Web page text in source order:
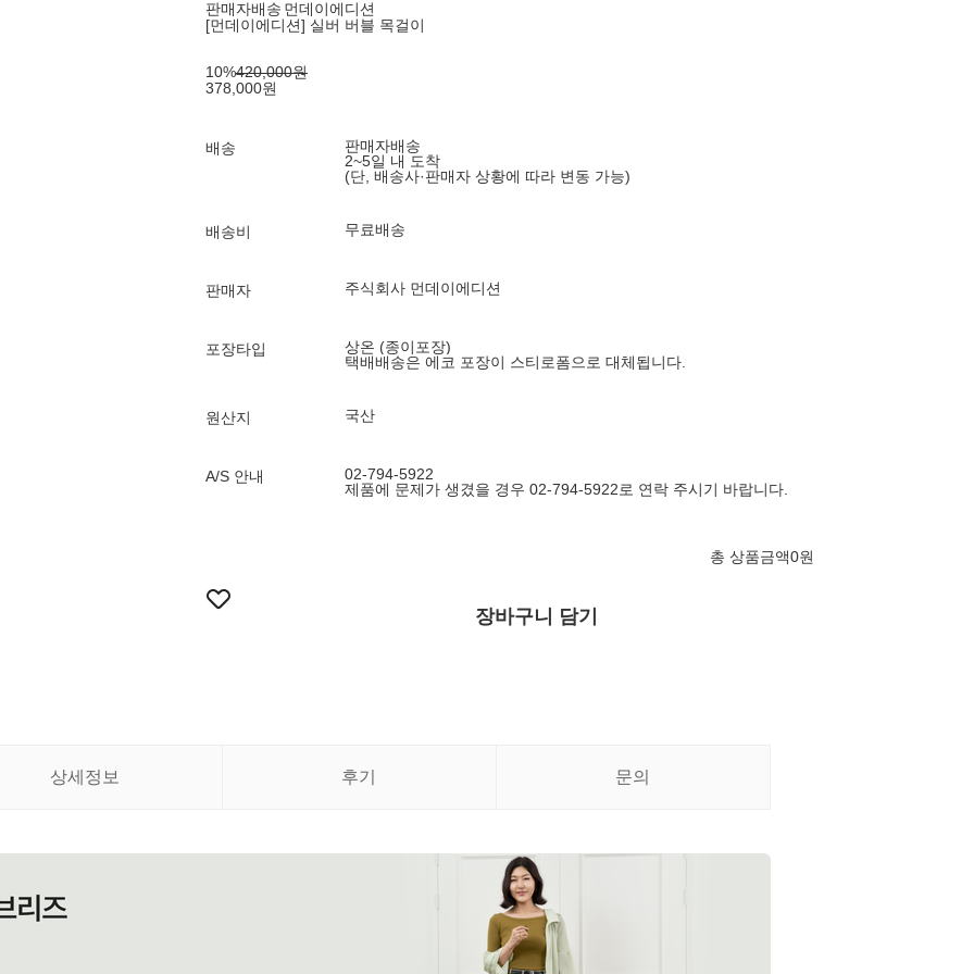
판매자배송 먼데이에디션
[먼데이에디션] 실버 버블 목걸이
10%420,000원
378,000원
배송
판매자배송
2~5일 내 도착
(단, 배송사·판매자 상황에 따라 변동 가능)
배송비 무료배송
판매자 주식회사 먼데이에디션
포장타입
상온 (종이포장)
택배배송은 에코 포장이 스티로폼으로 대체됩니다.
원산지 국산
A/S 안내
02-794-5922
제품에 문제가 생겼을 경우 02-794-5922로 연락 주시기 바랍니다.
총 상품금액0원
장바구니 담기
상세정보 후기 문의